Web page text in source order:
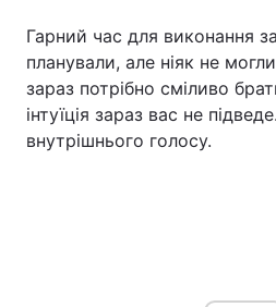
Гарний час для виконання
планували, але ніяк не
зараз потрібно сміливо
інтуїція зараз вас не
внутрішнього голосу.